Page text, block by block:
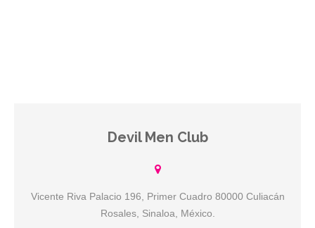
visitarnos, contamos con Vapor, Cuarto Oscuro, Cine XXX y Bar.
Devil Men Club
Vicente Riva Palacio 196, Primer Cuadro 80000 Culiacán
Rosales, Sinaloa, México.